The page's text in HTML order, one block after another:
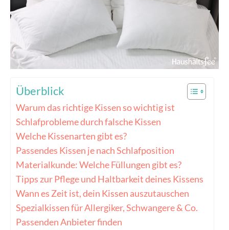
Überblick
Warum das richtige Kissen so wichtig ist
Schlafprobleme durch falsche Kissen
Welche Kissenarten gibt es?
Passendes Kissen je nach Schlafposition
Materialkunde: Welche Füllungen gibt es?
Tipps zur Pflege und Haltbarkeit deines Kissens
Wann es Zeit ist, dein Kissen auszutauschen
Spezialkissen für Allergiker, Schwangere & Co.
Passenden Anbieter finden